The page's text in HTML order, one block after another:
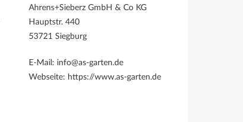
Ahrens+Sieberz GmbH & Co KG
Hauptstr. 440
53721 Siegburg
E-Mail: info@as-garten.de
Webseite: https://www.as-garten.de